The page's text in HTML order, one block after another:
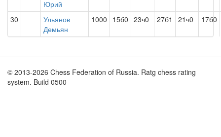
Юрий
30
Ульянов
Демьян
1000 15б0 23ч0 27б1 21ч0 17б0
© 2013-2026 Chess Federation of Russia. Ratg chess rating
system. Build 0500